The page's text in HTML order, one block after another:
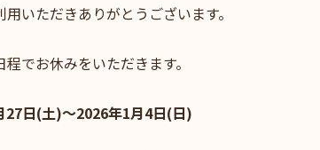
いただきありがとうございます。
でお休みをいただきます。
27日(土)〜2026年1月4日(日)